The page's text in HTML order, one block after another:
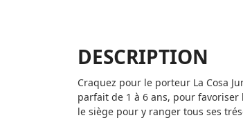
DESCRIPTION
Craquez pour le porteur La Cosa
parfait de 1 à 6 ans, pour
le siège pour y ranger tous ses